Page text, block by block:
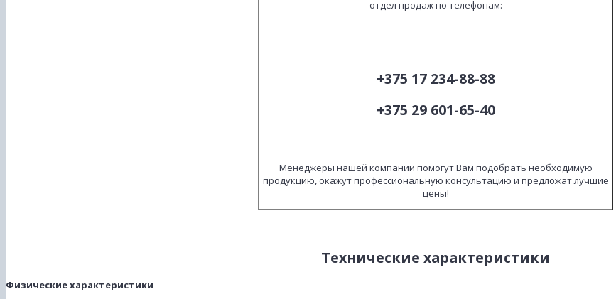
отдел продаж по телефонам:
+375 17 234-88-88
+375 29 601-65-40
Менеджеры нашей компании помогут Вам подобрать необходимую
продукцию, окажут профессиональную консультацию и предложат лучшие
цены!
Технические характеристики
Физические характеристики